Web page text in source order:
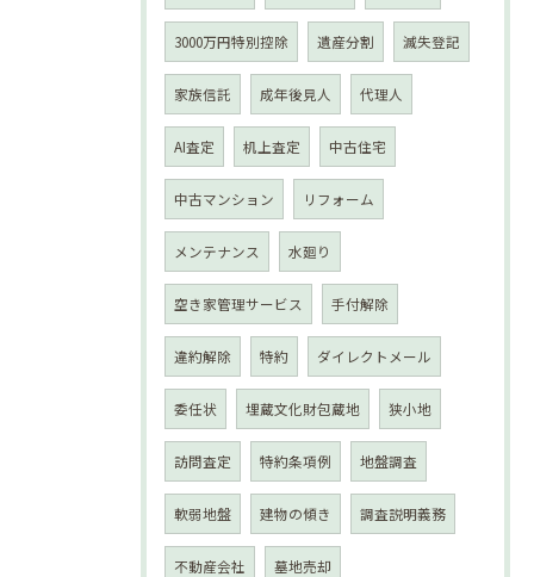
3000万円特別控除 遺産分割 滅失登記
家族信託 成年後見人 代理人
AI査定 机上査定 中古住宅
中古マンション リフォーム
メンテナンス 水廻り
空き家管理サービス 手付解除
違約解除 特約 ダイレクトメール
委任状 埋蔵文化財包蔵地 狭小地
訪問査定 特約条項例 地盤調査
軟弱地盤 建物の傾き 調査説明義務
不動産会社 墓地売却